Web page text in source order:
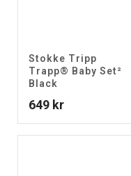
Stokke Tripp
Trapp® Baby Set²
Black
649 kr